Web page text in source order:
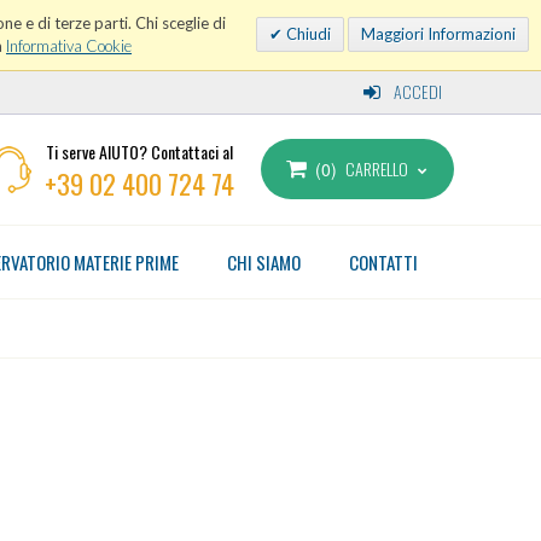
e di terze parti. Chi sceglie di
Informativa Cookie
Chiudi Maggiori Informazioni
ACCEDI
Ti serve AIUTO? Contattaci al
+39 02 400 724 74 0 CARRELLO
CONTATTI
CHI SIAMO
MATERIE PRIME